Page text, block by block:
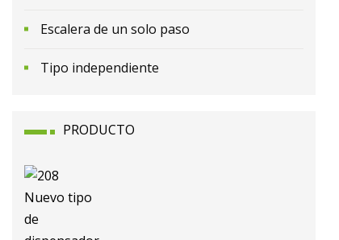
Escalera de un solo paso
Tipo independiente
PRODUCTO